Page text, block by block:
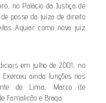
no Palácio da Justiça de
posse da juíza de direito
Aguiar como nova juiz
em julho de 2001, no
ainda funções nos
de Lima, Marco de
Famalicão e Braga.